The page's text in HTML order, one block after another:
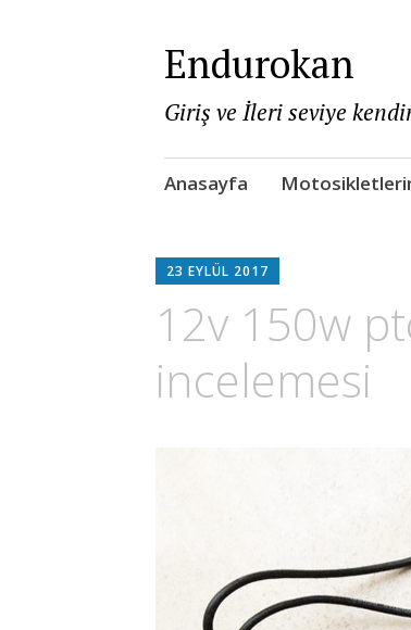
Endurokan
Giriş ve İleri seviye
Skip
Anasayfa
23 EYLÜL 2017
12v 150w
incelemesi